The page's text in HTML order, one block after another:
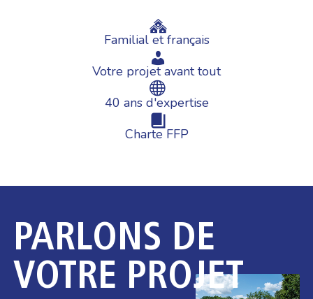
Familial et français
Votre projet avant tout
40 ans d'expertise
Charte FFP
PARLONS DE
VOTRE PROJET